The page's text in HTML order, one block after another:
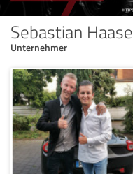
Sebastian Haase
Unternehmer